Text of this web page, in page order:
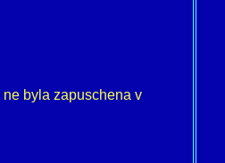
byla zapuschena v